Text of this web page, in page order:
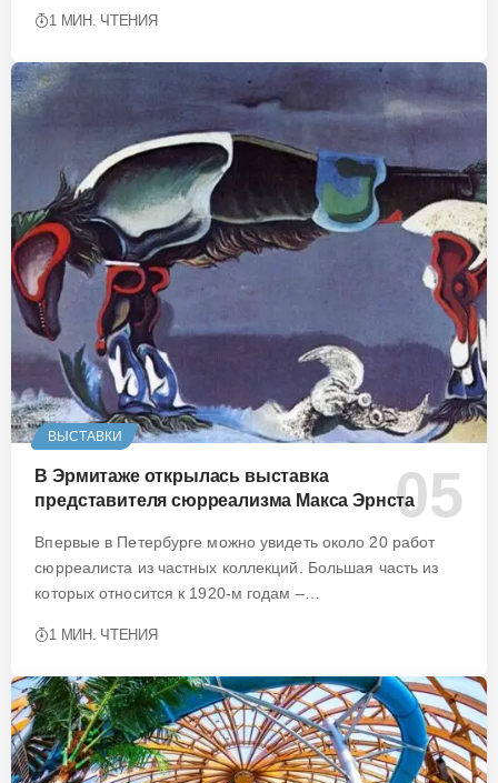
1 МИН. ЧТЕНИЯ
ВЫСТАВКИ
В Эрмитаже открылась выставка
представителя сюрреализма Макса Эрнста
Впервые в Петербурге можно увидеть около 20 работ
сюрреалиста из частных коллекций. Большая часть из
которых относится к 1920-м годам –…
1 МИН. ЧТЕНИЯ